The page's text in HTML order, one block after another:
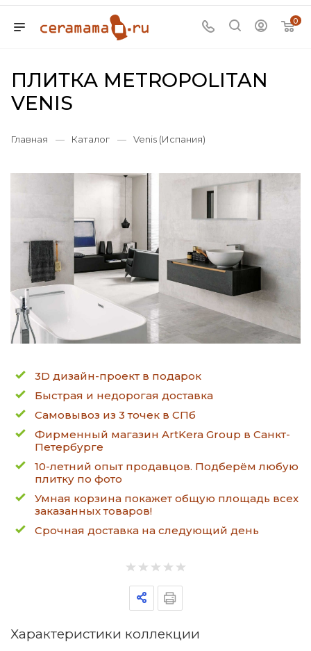
0
ПЛИТКА METROPOLITAN
VENIS
Главная — Каталог — Venis (Испания)
3D дизайн-проект в подарок
Быстрая и недорогая доставка
Самовывоз из 3 точек в СПб
Фирменный магазин ArtKera Group в Санкт-
Петербурге
10-летний опыт продавцов. Подберём любую
плитку по фото
Умная корзина покажет общую площадь всех
заказанных товаров!
Срочная доставка на следующий день
Характеристики коллекции